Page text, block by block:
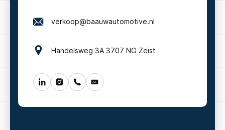
verkoop@baauwautomotive.nl
Handelsweg 3A 3707 NG Zeist